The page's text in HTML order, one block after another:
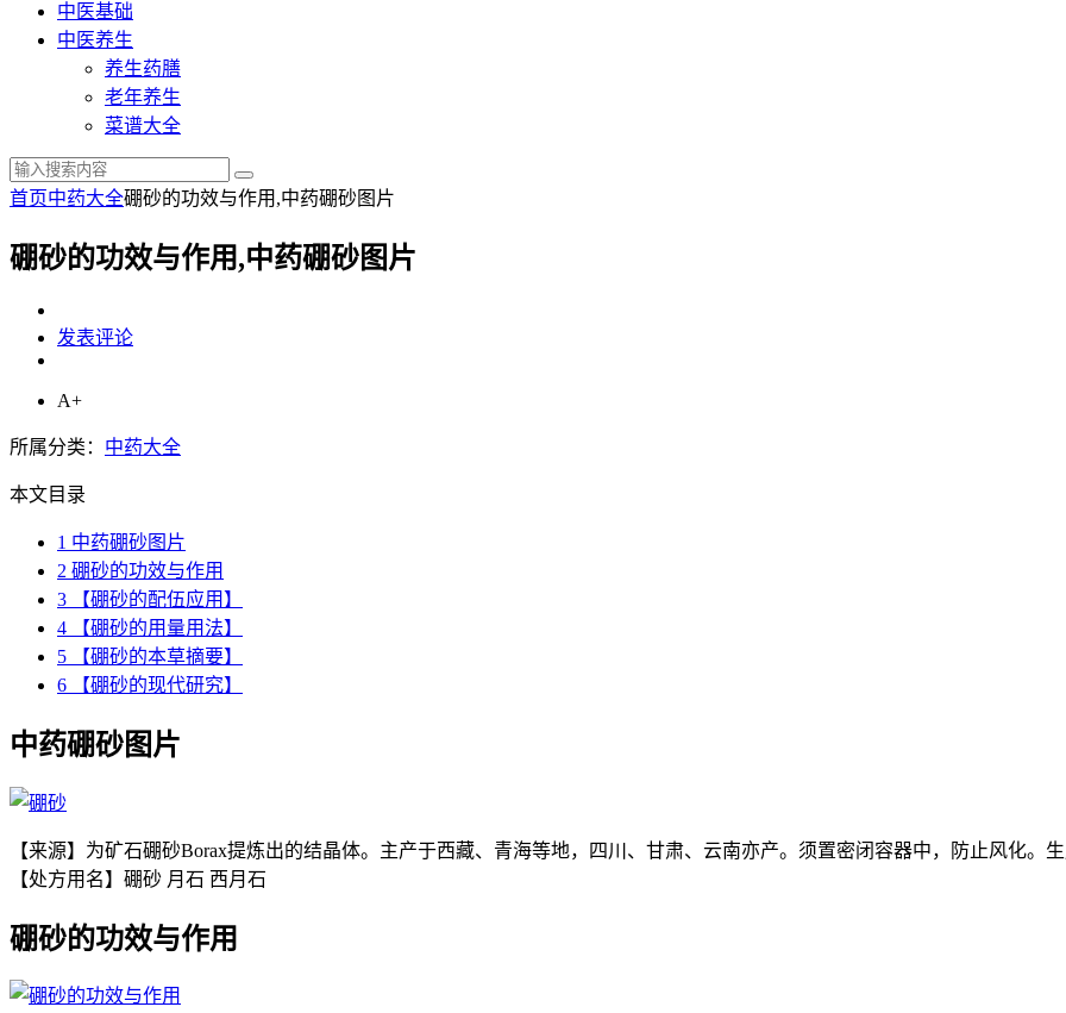
中医基础
中医养生
养生药膳
老年养生
菜谱大全
首页中药大全硼砂的功效与作用,中药硼砂图片
硼砂的功效与作用,中药硼砂图片
发表评论
A+
所属分类： 中药大全
本文目录
1 中药硼砂图片
2 硼砂的功效与作用
3 【硼砂的配伍应用】
4 【硼砂的用量用法】
5 【硼砂的本草摘要】
6 【硼砂的现代研究】
中药硼砂图片
【来源】为矿石硼砂Borax提炼出的结晶体。主产于西藏、青海等地，四川、甘肃、云南亦产。须置密闭容器中，防止风化。生
【处方用名】硼砂 月石 西月石
硼砂的功效与作用